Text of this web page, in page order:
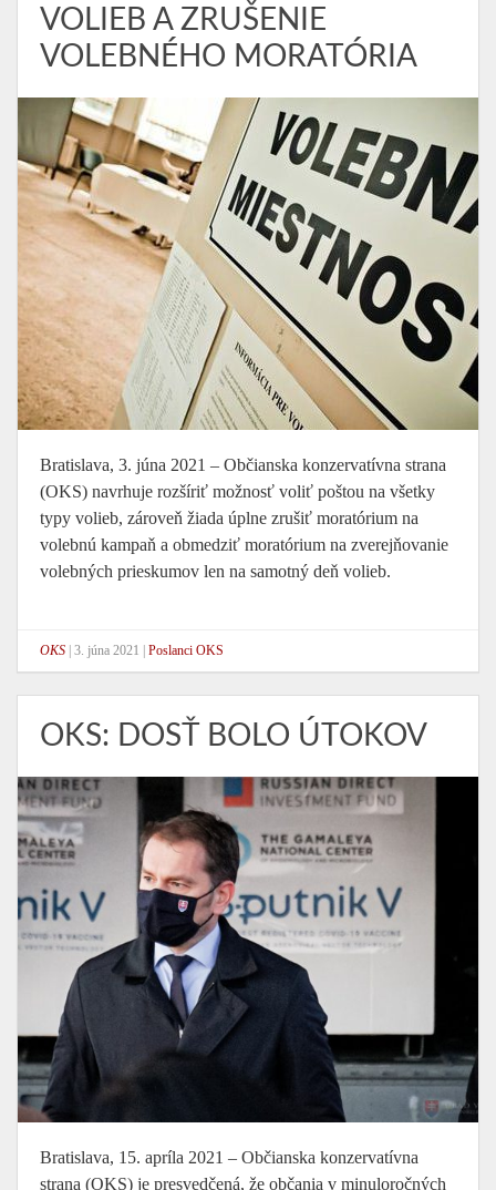
VOLIEB A ZRUŠENIE
VOLEBNÉHO MORATÓRIA
Bratislava, 3. júna 2021 – Občianska konzervatívna strana
(OKS) navrhuje rozšíriť možnosť voliť poštou na všetky
typy volieb, zároveň žiada úplne zrušiť moratórium na
volebnú kampaň a obmedziť moratórium na zverejňovanie
volebných prieskumov len na samotný deň volieb.
OKS 3. júna 2021 Poslanci OKS
OKS: DOSŤ BOLO ÚTOKOV
Bratislava, 15. apríla 2021 – Občianska konzervatívna
strana (OKS) je presvedčená, že občania v minuloročných